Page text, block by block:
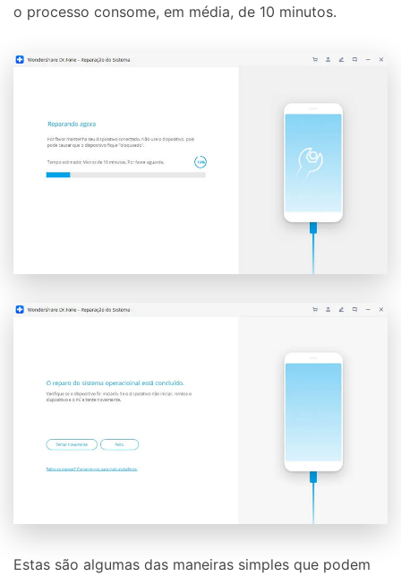
o processo consome, em média, de 10 minutos.
Estas são algumas das maneiras simples que podem